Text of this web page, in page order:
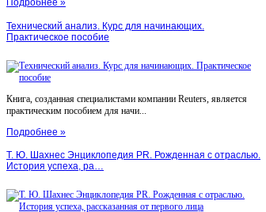
Технический анализ. Курс для начинающих.
Практическое пособие
Книга, созданная специалистами компании Reuters, является
практическим пособием для начи...
Подробнее »
Т. Ю. Шахнес Энциклопедия PR. Рожденная с отраслью.
История успеха, ра…